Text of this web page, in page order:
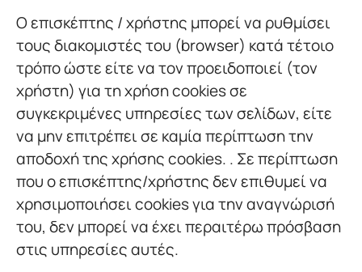
Ο επισκέπτης / χρήστης μπορεί να ρυθμίσει
τους διακομιστές του (browser) κατά τέτοιο
τρόπο ώστε είτε να τον προειδοποιεί (τον
χρήστη) για τη χρήση cookies σε
συγκεκριμένες υπηρεσίες των σελίδων, είτε
να μην επιτρέπει σε καμία περίπτωση την
αποδοχή της χρήσης cookies. . Σε περίπτωση
που ο επισκέπτης/χρήστης δεν επιθυμεί να
χρησιμοποιήσει cookies για την αναγνώρισή
του, δεν μπορεί να έχει περαιτέρω πρόσβαση
στις υπηρεσίες αυτές.